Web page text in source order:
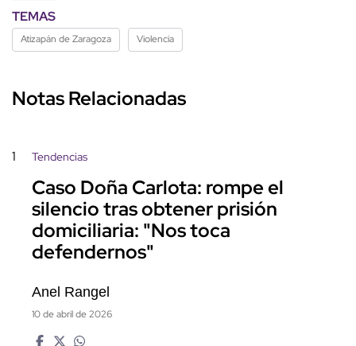
TEMAS
Atizapán de Zaragoza Violencia
Notas Relacionadas
1 Tendencias
Caso Doña Carlota: rompe el
silencio tras obtener prisión
domiciliaria: "Nos toca
defendernos"
Anel Rangel
10 de abril de 2026